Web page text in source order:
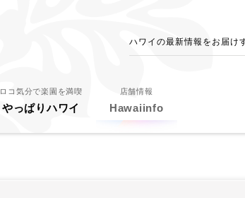
ハワイの最新情報をお届け
ロコ気分で楽園を満喫
やっぱりハワイ
店舗情報
Hawaiinfo